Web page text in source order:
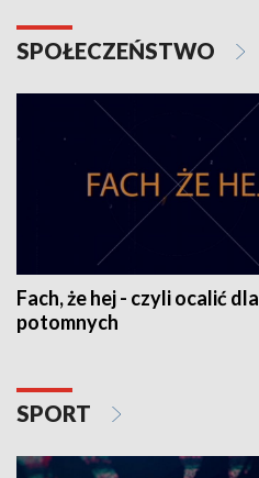
SPOŁECZEŃSTWO
Fach, że hej - czyli ocalić dla
potomnych
SPORT